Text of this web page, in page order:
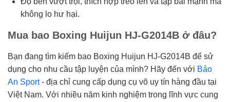
không lo hư hại.
Mua bao Boxing Huijun HJ-G2014B ở đâu?
Bạn đang tìm kiếm bao Boxing Huijun HJ-G2014B để sử
dụng cho nhu cầu tập luyện của mình? Hãy đến với Bảo
An Sport- địa chỉ cung cấp dụng cụ võ uy tín hàng đầu tại
Việt Nam. Với nhiều năm kinh nghiệm trong lĩnh vực cung